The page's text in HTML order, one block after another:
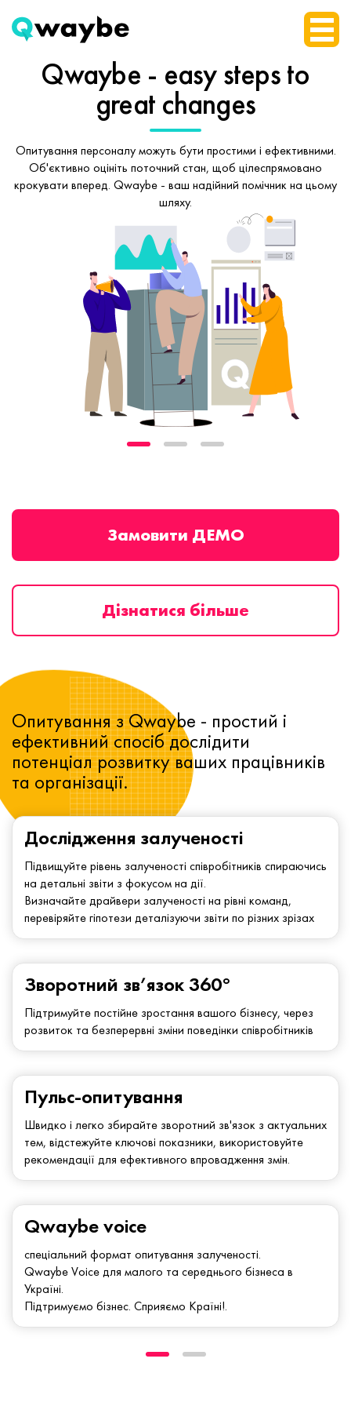
Qwaybe - easy stepsto
great changes
Опитування персоналу можуть бути простими і ефективними.
Об'єктивно оцініть поточний стан, щоб цілеспрямовано
крокувати вперед. Qwaybe - ваш надійний помічник на цьому
шляху.
Замовити ДЕМО
Дізнатися більше
Дослідження залученості
Підвищуйте рівень залученості співробітників спираючись
на детальні звіти з фокусом на дії.
Визначайте драйвери залученості на рівні команд,
перевіряйте гіпотези деталізуючи звіти по різних зрізах
Зворотний зв’язок 360°
Підтримуйте постійне зростання вашого бізнесу, через
розвиток та безперервні зміни поведінки співробітників
Опитування з Qwaybe - простий і
ефективний спосіб дослідити
потенціал розвитку ваших працівників
та організації.
Qwaybe voice
спеціальний формат опитування залученості.
Qwaybe Voice для малого та середнього бізнеса в
Україні.
Підтримуємо бізнес. Сприяємо Країні!.
Пульс-опитування
Швидко і легко збирайте зворотний зв'язок з актуальних
тем, відстежуйте ключові показники, використовуйте
рекомендації для ефективного впровадження змін.